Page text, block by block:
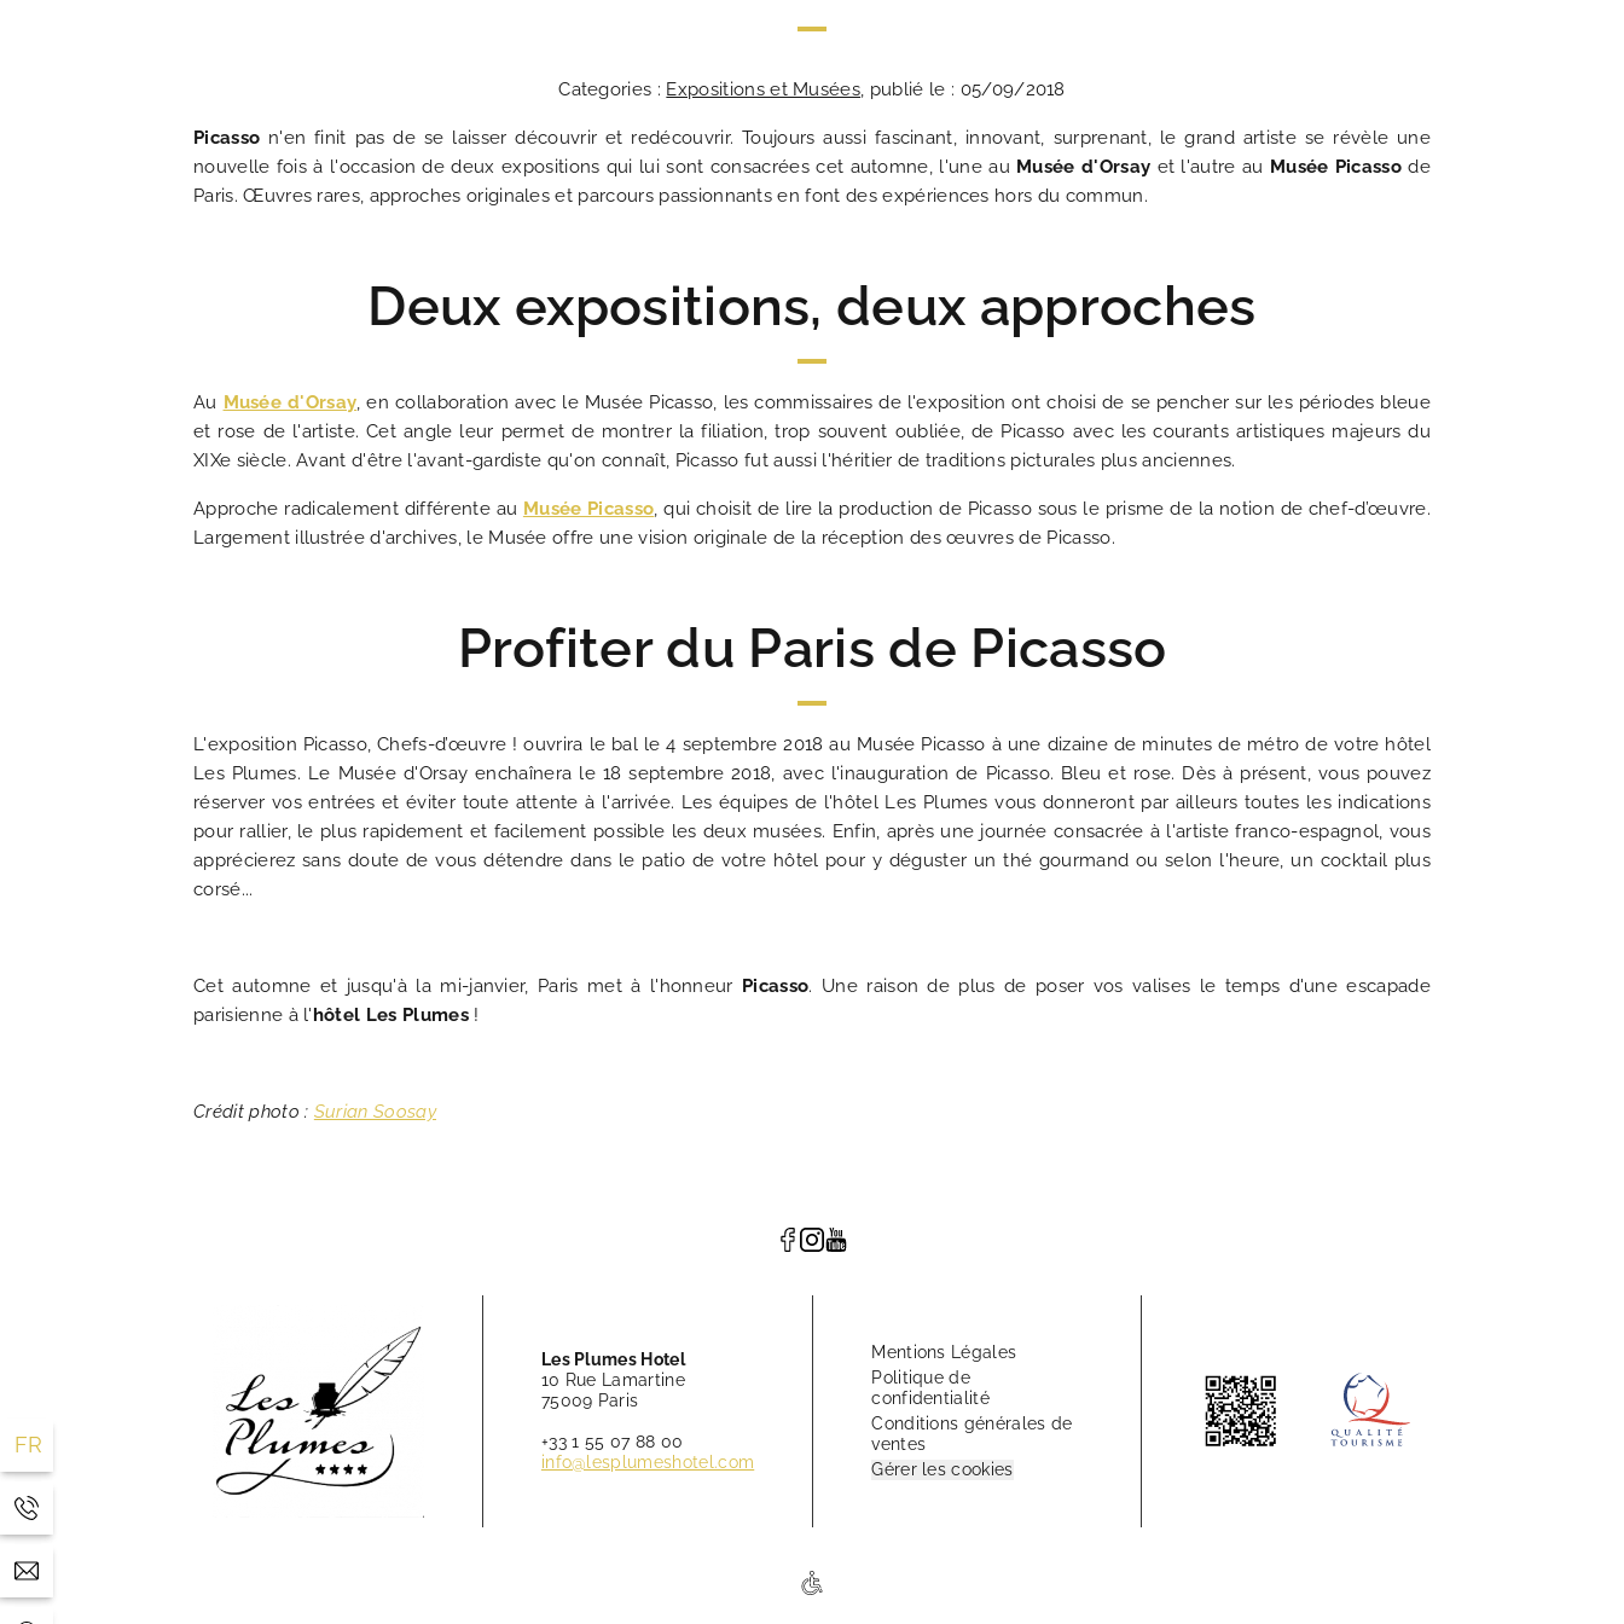
HOTEL ET SERVICES
NOS CHAMBRES
OFFRES EXCLUSIVES
GALERIE PHOTOS
SITUATION
ACTUALITÉS
DÉCOUVRIR
Categories : Expositions et Musées, publié le : 05/09/2018
Picasso n'en finit pas de se laisser découvrir et redécouvrir. Toujours aussi fascinant, innovant, surprenant, le grand artiste se révèle une
nouvelle fois à l'occasion de deux expositions qui lui sont consacrées cet automne, l'une au Musée d'Orsay et l'autre au Musée Picasso de
Paris. Œuvres rares, approches originales et parcours passionnants en font des expériences hors du commun.
Deux expositions, deux approches
Au Musée d'Orsay, en collaboration avec le Musée Picasso, les commissaires de l'exposition ont choisi de se pencher sur les périodes bleue
et rose de l'artiste. Cet angle leur permet de montrer la filiation, trop souvent oubliée, de Picasso avec les courants artistiques majeurs du
XIXe siècle. Avant d'être l'avant-gardiste qu'on connaît, Picasso fut aussi l'héritier de traditions picturales plus anciennes.
Approche radicalement différente au Musée Picasso, qui choisit de lire la production de Picasso sous le prisme de la notion de chef-d’œuvre.
Largement illustrée d'archives, le Musée offre une vision originale de la réception des œuvres de Picasso.
Profiter du Paris de Picasso
L'exposition Picasso, Chefs-d’œuvre ! ouvrira le bal le 4 septembre 2018 au Musée Picasso à une dizaine de minutes de métro de votre hôtel
Les Plumes. Le Musée d'Orsay enchaînera le 18 septembre 2018, avec l'inauguration de Picasso. Bleu et rose. Dès à présent, vous pouvez
réserver vos entrées et éviter toute attente à l'arrivée. Les équipes de l'hôtel Les Plumes vous donneront par ailleurs toutes les indications
pour rallier, le plus rapidement et facilement possible les deux musées. Enfin, après une journée consacrée à l'artiste franco-espagnol, vous
apprécierez sans doute de vous détendre dans le patio de votre hôtel pour y déguster un thé gourmand ou selon l'heure, un cocktail plus
corsé...
Cet automne et jusqu'à la mi-janvier, Paris met à l'honneur Picasso. Une raison de plus de poser vos valises le temps d'une escapade
parisienne à l'hôtel Les Plumes!
Crédit photo : Surian Soosay
FR
EN
00
Les Plumes Hotel
10 Rue Lamartine
75009 Paris
+33 1 55 07 88 00
info@lesplumeshotel.com
Mentions Légales
Politique de
confidentialité
Conditions générales de
ventes
Gérer les cookies